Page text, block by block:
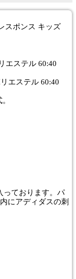
スポンス キッズ
エステル 60:40
エステル 60:40
っております。パ
にアディダスの刺